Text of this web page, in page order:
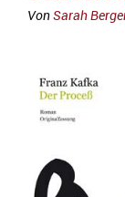
VonSarah